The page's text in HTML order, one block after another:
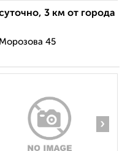
3 км от города
45
›